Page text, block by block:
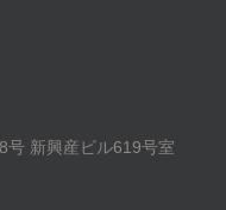
号 新興産ビル619号室